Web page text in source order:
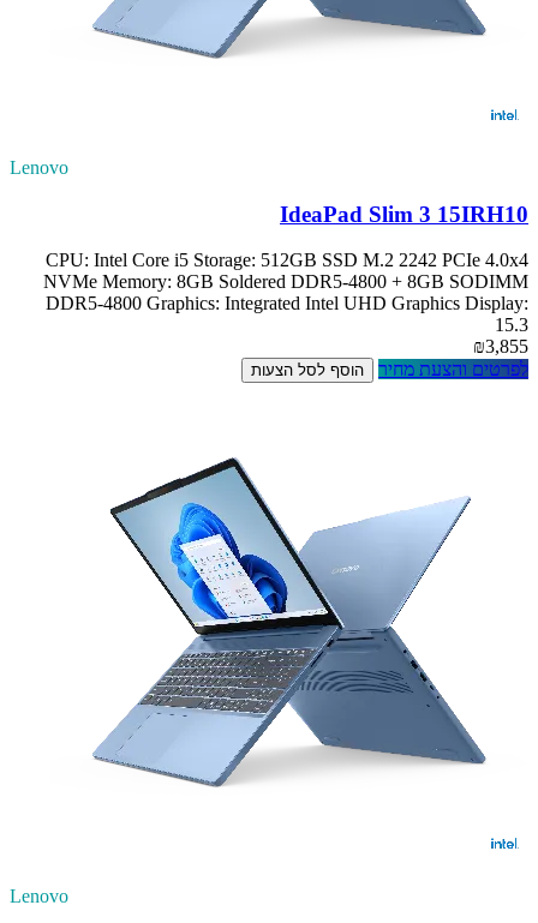
Lenovo
IdeaPad Slim 3 15IRH10
CPU: Intel Core i5 Storage: 512GB SSD M.2 2242 PCIe 4.0x4
NVMe Memory: 8GB Soldered DDR5-4800 + 8GB SODIMM
DDR5-4800 Graphics: Integrated Intel UHD Graphics Display:
15.3
₪3,855
לפרטים והצעת מחיר
הוסף לסל הצעות
Lenovo